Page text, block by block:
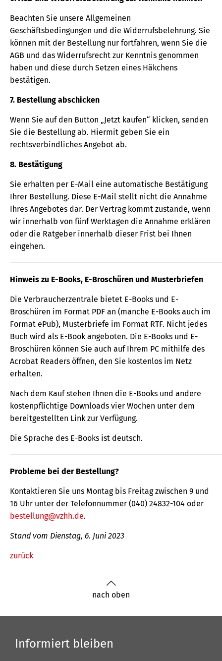
Beachten Sie unsere Allgemeinen
Geschäftsbedingungen und die Widerrufsbelehrung. Sie
können mit der Bestellung nur fortfahren, wenn Sie die
AGB und das Widerrufsrecht zur Kenntnis genommen
haben und diese durch Setzen eines Häkchens
bestätigen.
7. Bestellung abschicken
Wenn Sie auf den Button „Jetzt kaufen“ klicken, senden
Sie die Bestellung ab. Hiermit geben Sie ein
rechtsverbindliches Angebot ab.
8. Bestätigung
Sie erhalten per E-Mail eine automatische Bestätigung
Ihrer Bestellung. Diese E-Mail stellt nicht die Annahme
Ihres Angebotes dar. Der Vertrag kommt zustande, wenn
wir innerhalb von fünf Werktagen die Annahme erklären
oder die Ratgeber innerhalb dieser Frist bei Ihnen
eingehen.
Hinweis zu E-Books, E-Broschüren und Musterbriefen
Die Verbraucherzentrale bietet E-Books und E-
Broschüren im Format PDF an (manche E-Books auch im
Format ePub), Musterbriefe im Format RTF. Nicht jedes
Buch wird als E-Book angeboten. Die E-Books und E-
Broschüren können Sie auch auf Ihrem PC mithilfe des
Acrobat Readers öffnen, den Sie kostenlos im Netz
erhalten.
Nach dem Kauf stehen Ihnen die E-Books und andere
kostenpflichtige Downloads vier Wochen unter dem
bereitgestellten Link zur Verfügung.
Die Sprache des E-Books ist deutsch.
Probleme bei der Bestellung?
Kontaktieren Sie uns Montag bis Freitag zwischen 9 und
16 Uhr unter der Telefonnummer (040) 24832-104 oder
bestellung@vzhh.de.
Stand vom Dienstag, 6. Juni 2023
zurück
nach oben
Informiert bleiben